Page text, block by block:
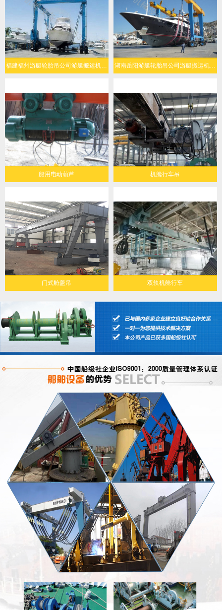
福建福州游艇轮胎吊公司游艇搬运机定制化设计 湖南岳阳游艇轮胎吊公司游艇搬运机经济环保
船用电动葫芦 机舱行车吊
门式舱盖吊 双轨机舱行车